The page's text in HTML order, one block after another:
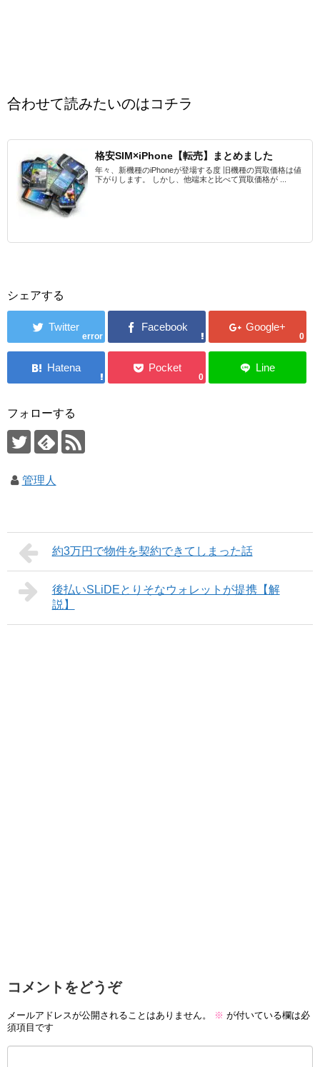
合わせて読みたいのはコチラ
格安SIM×iPhone【転売】まとめました
年々、新機種のiPhoneが登場する度 旧機種の買取価格は値
下がりします。 しかし、他端末と比べて買取価格が ...
シェアする
error 0
0
フォローする
管理人
約3万円で物件を契約できてしまった話
後払いSLiDEとりそなウォレットが提携【解
説】
コメントをどうぞ
メールアドレスが公開されることはありません。 ※ が付いている欄は必
須項目です